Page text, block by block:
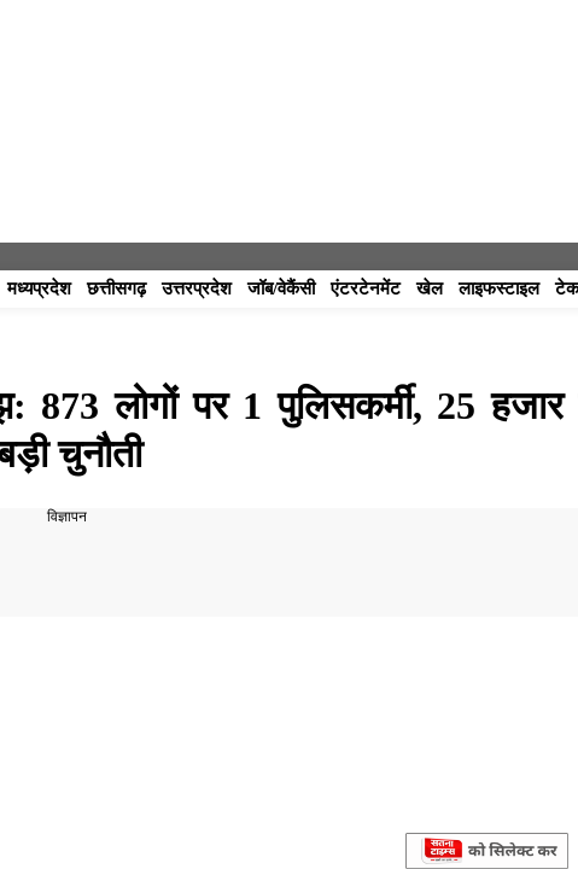
मध्यप्रदेश छत्तीसगढ़ उत्तरप्रदेश जॉब/वेकैंसी एंटरटेनमेंट खेल लाइफस्टाइल
873 लोगों पर 1 पुलिसकर्मी, 25 हजार
चुनौती
विज्ञापन